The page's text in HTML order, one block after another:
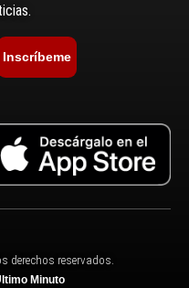
Inscríbeme
derechos reservados.
Minuto